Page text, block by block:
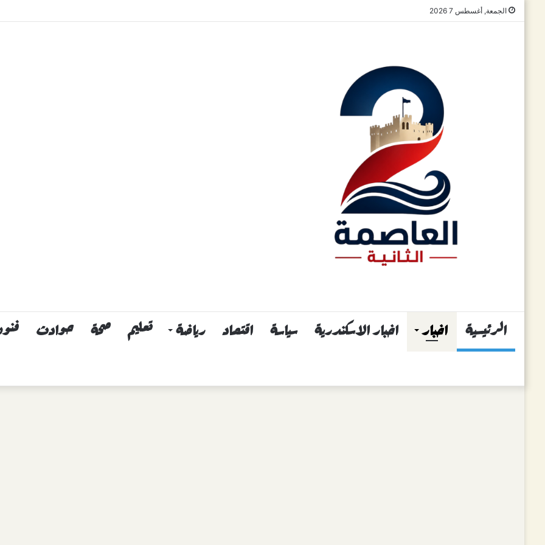
الجمعة, أغسطس 7 2026
الرئيسية اخبار اخبار الاسكندرية سياسة اقتصاد رياضة تعليم صحة حوادث